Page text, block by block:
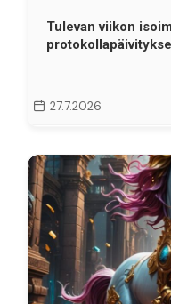
Tulevan viikon
27.7.2026